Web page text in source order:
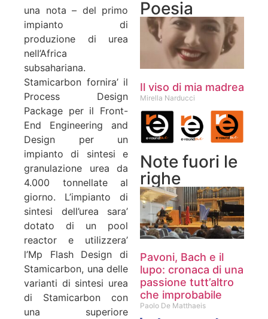
una nota – del primo
impianto di
produzione di urea
nell’Africa
subsahariana.
Stamicarbon fornira’ il
Process Design
Package per il Front-
End Engineering and
Design per un
impianto di sintesi e
granulazione urea da
4.000 tonnellate al
giorno. L’impianto di
sintesi dell’urea sara’
dotato di un pool
reactor e utilizzera’
l’Mp Flash Design di
Stamicarbon, una delle
varianti di sintesi urea
di Stamicarbon con
una superiore
Poesia
Il viso di mia madrea
Mirella Narducci
Note fuori le
righe
Pavoni, Bach e il
lupo: cronaca di una
passione tutt’altro
che improbabile
Paolo De Matthaeis